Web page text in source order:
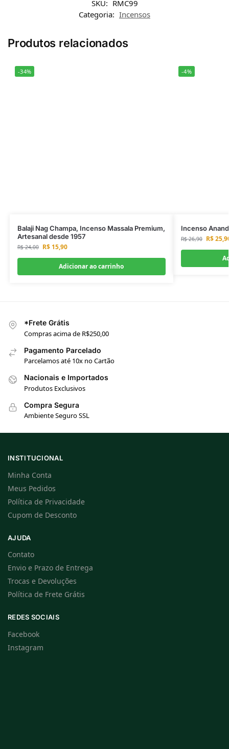
SKU: RMC99
Categoria: Incensos
Produtos relacionados
-34%
Balaji Nag Champa, Incenso Massala Premium,
Artesanal desde 1957
R$24,00 R$15,90
Adicionar ao carrinho
-4%
Incenso
R$26,90 R$
*Frete Grátis
Compras acima de R$250,00
Pagamento Parcelado
Parcelamos até 10x no Cartão
Nacionais e Importados
Produtos Exclusivos
Compra Segura
Ambiente Seguro SSL
INSTITUCIONAL
Minha Conta
Meus Pedidos
Política de Privacidade
Cupom de Desconto
AJUDA
Contato
Envio e Prazo de Entrega
Trocas e Devoluções
Política de Frete Grátis
REDES SOCIAIS
Facebook
Instagram